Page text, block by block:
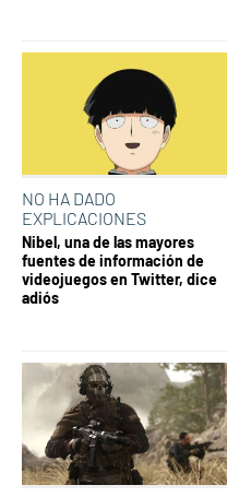
NO HA DADO
EXPLICACIONES
Nibel, una de las mayores
fuentes de información de
videojuegos en Twitter, dice
adiós